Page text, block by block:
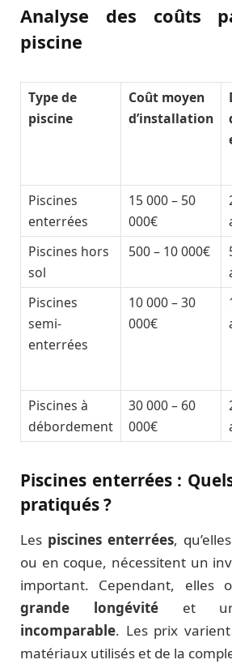
Analyse des coûts
piscine
Type de
piscine
Coût moyen
d’installation
Piscines
enterrées
15 000 – 50
000€
Piscines hors
sol
500 – 10 000€
Piscines
semi-
enterrées
10 000 – 30
000€
Piscines à
débordement
30 000 – 60
000€
Piscines enterrées :
pratiqués ?
Les piscines enterrées,
ou en coque, nécessitent un
important. Cependant, elles
grande longévitéet
incomparable. Les prix
matériaux utilisés et de la